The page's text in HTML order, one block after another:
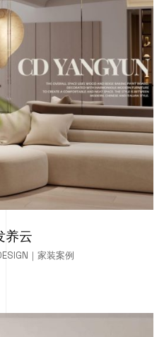
养云
｜家装案例